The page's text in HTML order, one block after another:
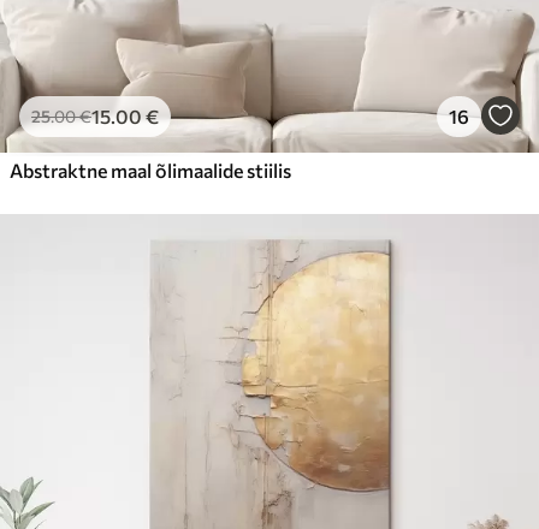
25.00€15.00€ 16
Abstraktne maal õlimaalide stiilis